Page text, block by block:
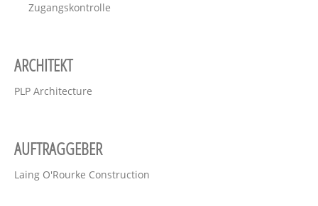
Zugangskontrolle
ARCHITEKT
PLP Architecture
AUFTRAGGEBER
Laing O'Rourke Construction